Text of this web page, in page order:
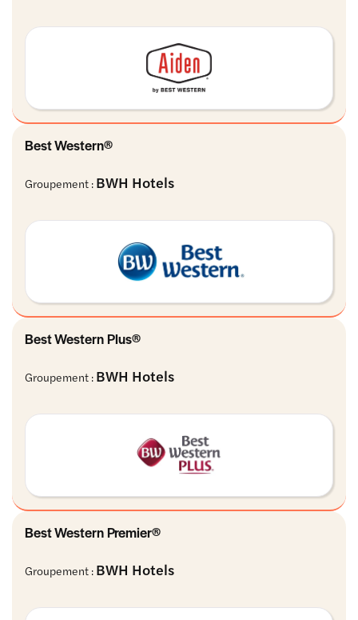
Best Western®
Groupement : BWH Hotels
Best Western Plus®
Groupement : BWH Hotels
Best Western Premier®
Groupement : BWH Hotels